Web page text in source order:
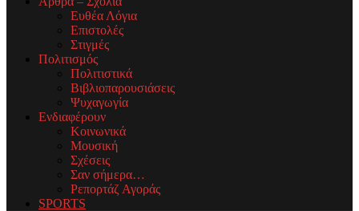
Ευθέα Λόγια
Επιστολές
Στιγμές
Πολιτισμός
Πολιτιστικά
Βιβλιοπαρουσιάσεις
Ψυχαγωγία
Ενδιαφέρουν
Κοινωνικά
Μουσική
Σχέσεις
Σαν σήμερα…
Ρεπορτάζ Αγοράς
SPORTS